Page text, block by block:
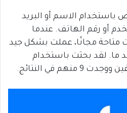
باستخدام الاسم أو البريد
أو رقم الهاتف. عندما
متاحة مجانًا، عملت بشكل جيد
ما. لقد بحثت باستخدام